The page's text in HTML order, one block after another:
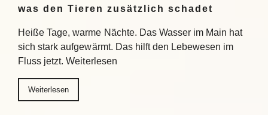
was den Tieren zusätzlich schadet
Heiße Tage, warme Nächte. Das Wasser im Main hat
sich stark aufgewärmt. Das hilft den Lebewesen im
Fluss jetzt. Weiterlesen
Weiterlesen